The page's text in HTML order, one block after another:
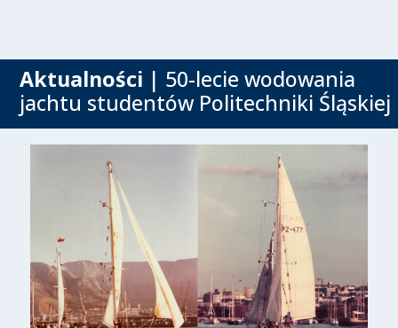
Aktualności | 50-lecie wodowania
jachtu studentów Politechniki Śląskiej